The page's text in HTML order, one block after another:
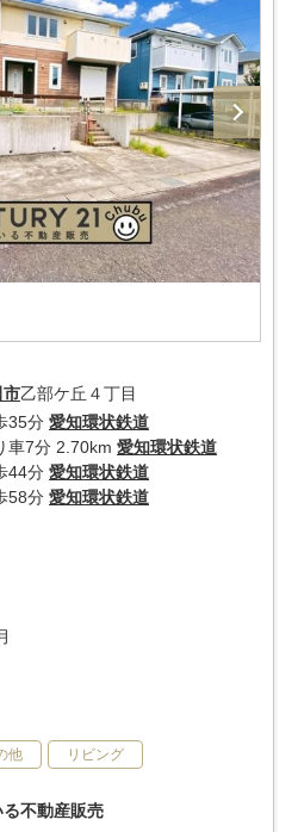
市乙部ケ丘４丁目
35分 愛知環状鉄道
車7分 2.70km 愛知環状鉄道
44分 愛知環状鉄道
58分 愛知環状鉄道
他 リビング
不動産販売